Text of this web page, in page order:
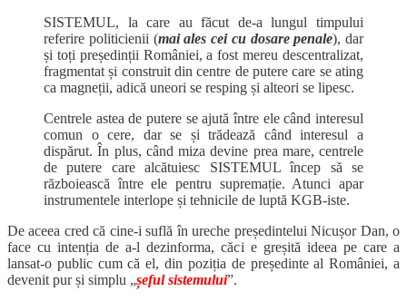
SISTEMUL, la care au făcut de-a lungul timpului
referire politicienii (mai ales cei cu dosare penale), dar
și toți președinții României, a fost mereu descentralizat,
fragmentat și construit din centre de putere care se ating
ca magneții, adică uneori se resping și alteori se lipesc.
Centrele astea de putere se ajută între ele când interesul
comun o cere, dar se și trădează când interesul a
dispărut. În plus, când miza devine prea mare, centrele
de putere care alcătuiesc SISTEMUL încep să se
războiească între ele pentru supremație. Atunci apar
instrumentele interlope și tehnicile de luptă KGB-iste.
De aceea cred că cine-i suflă în ureche președintelui Nicușor Dan, o
face cu intenția de a-l dezinforma, căci e greșită ideea pe care a
lansat-o public cum că el, din poziția de președinte al României, a
devenit pur și simplu „șeful sistemului”.